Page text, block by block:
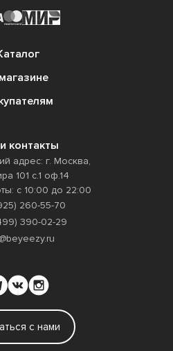
контакты
адрес: г. Москва,
101 с.1 оф.14
с 10:00 до 22:00
260-55-70
390-02-29
с нами